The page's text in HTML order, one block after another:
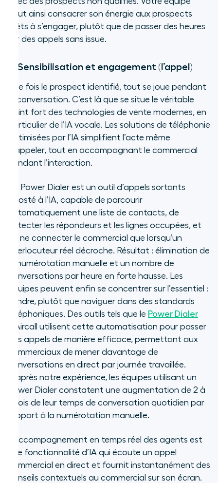
peut ainsi consacrer son énergie aux prospects
prêts à s’engager, plutôt que de passer des heures
sur des appels sans issue.
2. Sensibilisation et engagement (l’appel)
Une fois le prospect identifié, tout se joue pendant
la conversation. C’est là que se situe le véritable
point fort des technologies de vente modernes, en
particulier de l’IA vocale. Les solutions de téléphonie
optimisées par l’IA simplifient l’acte même
d’appeler, tout en accompagnant le commercial
pendant l’interaction.
Un Power Dialer est un outil d’appels sortants
boosté à l’IA, capable de parcourir
automatiquement une liste de contacts, de
détecter les répondeurs et les lignes occupées, et
de ne connecter le commercial que lorsqu’un
interlocuteur réel décroche. Résultat : élimination de
la numérotation manuelle et un nombre de
conversations par heure en forte hausse. Les
équipes peuvent enfin se concentrer sur l’essentiel :
vendre, plutôt que naviguer dans des standards
téléphoniques. Des outils tels que le Power Dialer
d’Aircall utilisent cette automatisation pour passer
des appels de manière efficace, permettant aux
commerciaux de mener davantage de
conversations en direct par journée travaillée.
D’après notre expérience, les équipes utilisant un
Power Dialer constatent une augmentation de 2 à
3 fois de leur temps de conversation quotidien par
rapport à la numérotation manuelle.
L’accompagnement en temps réel des agents est
une fonctionnalité d’IA qui écoute un appel
commercial en direct et fournit instantanément des
conseils contextuels au commercial sur son écran.